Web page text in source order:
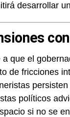
desarrollar
a que el
de fricciones
políticos
si no se